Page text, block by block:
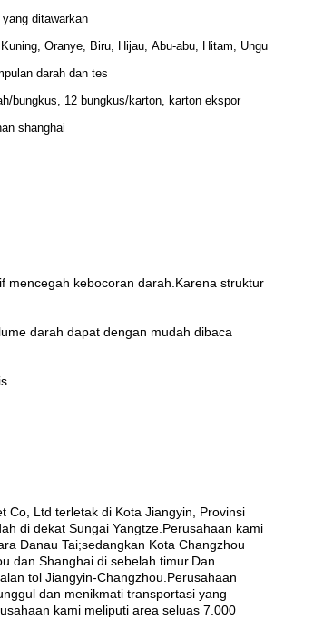
ditawarkan
Oranye, Biru, Hijau, Abu-abu, Hitam, Ungu
darah dan tes
bungkus, 12 bungkus/karton, karton ekspor
shanghai
mencegah kebocoran darah.Karena struktur
darah dapat dengan mudah dibaca